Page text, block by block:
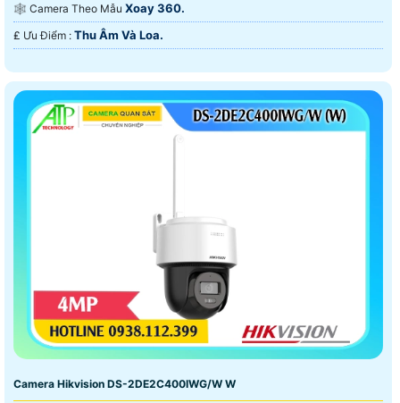
🕸️ Camera Theo Mẫu Xoay 360.
️₤ Ưu Điểm : Thu Âm Và Loa.
Camera Hikvision DS-2DE2C400IWG/W W